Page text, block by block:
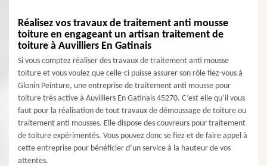
Réalisez vos travaux de traitement anti mousse
toiture en engageant un artisan traitement de
toiture à Auvilliers En Gatinais
Si vous comptez réaliser des travaux de traitement anti mousse
toiture et vous voulez que celle-ci puisse assurer son rôle fiez-vous à
Glonin Peinture, une entreprise de traitement anti mousse pour
toiture très active à Auvilliers En Gatinais 45270. C’est elle qu’il vous
faut pour la réalisation de tout travaux de démoussage de toiture ou
traitement anti mousses. Elle dispose des couvreurs pour traitement
de toiture expérimentés. Vous pouvez donc se fiez et de faire appel à
cette entreprise pour bénéficier d’un service à la hauteur de vos
attentes.